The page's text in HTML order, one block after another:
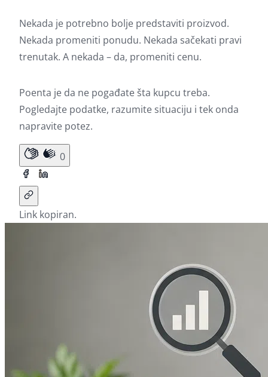
Nekada je potrebno bolje predstaviti proizvod.
Nekada promeniti ponudu. Nekada sačekati pravi
trenutak. A nekada – da, promeniti cenu.
Poenta je da ne pogađate šta kupcu treba.
Pogledajte podatke, razumite situaciju i tek onda
napravite potez.
0
Link kopiran.